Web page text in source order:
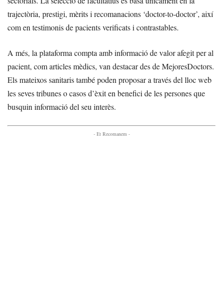
trajectòria, prestigi, mèrits i recomanacions ‘doctor-to-doctor’, així
com en testimonis de pacients verificats i contrastables.
A més, la plataforma compta amb informació de valor afegit per al
pacient, com articles mèdics, van destacar des de MejoresDoctors.
Els mateixos sanitaris també poden proposar a través del lloc web
les seves tribunes o casos d’èxit en benefici de les persones que
busquin informació del seu interès.
- Et Recomanem -